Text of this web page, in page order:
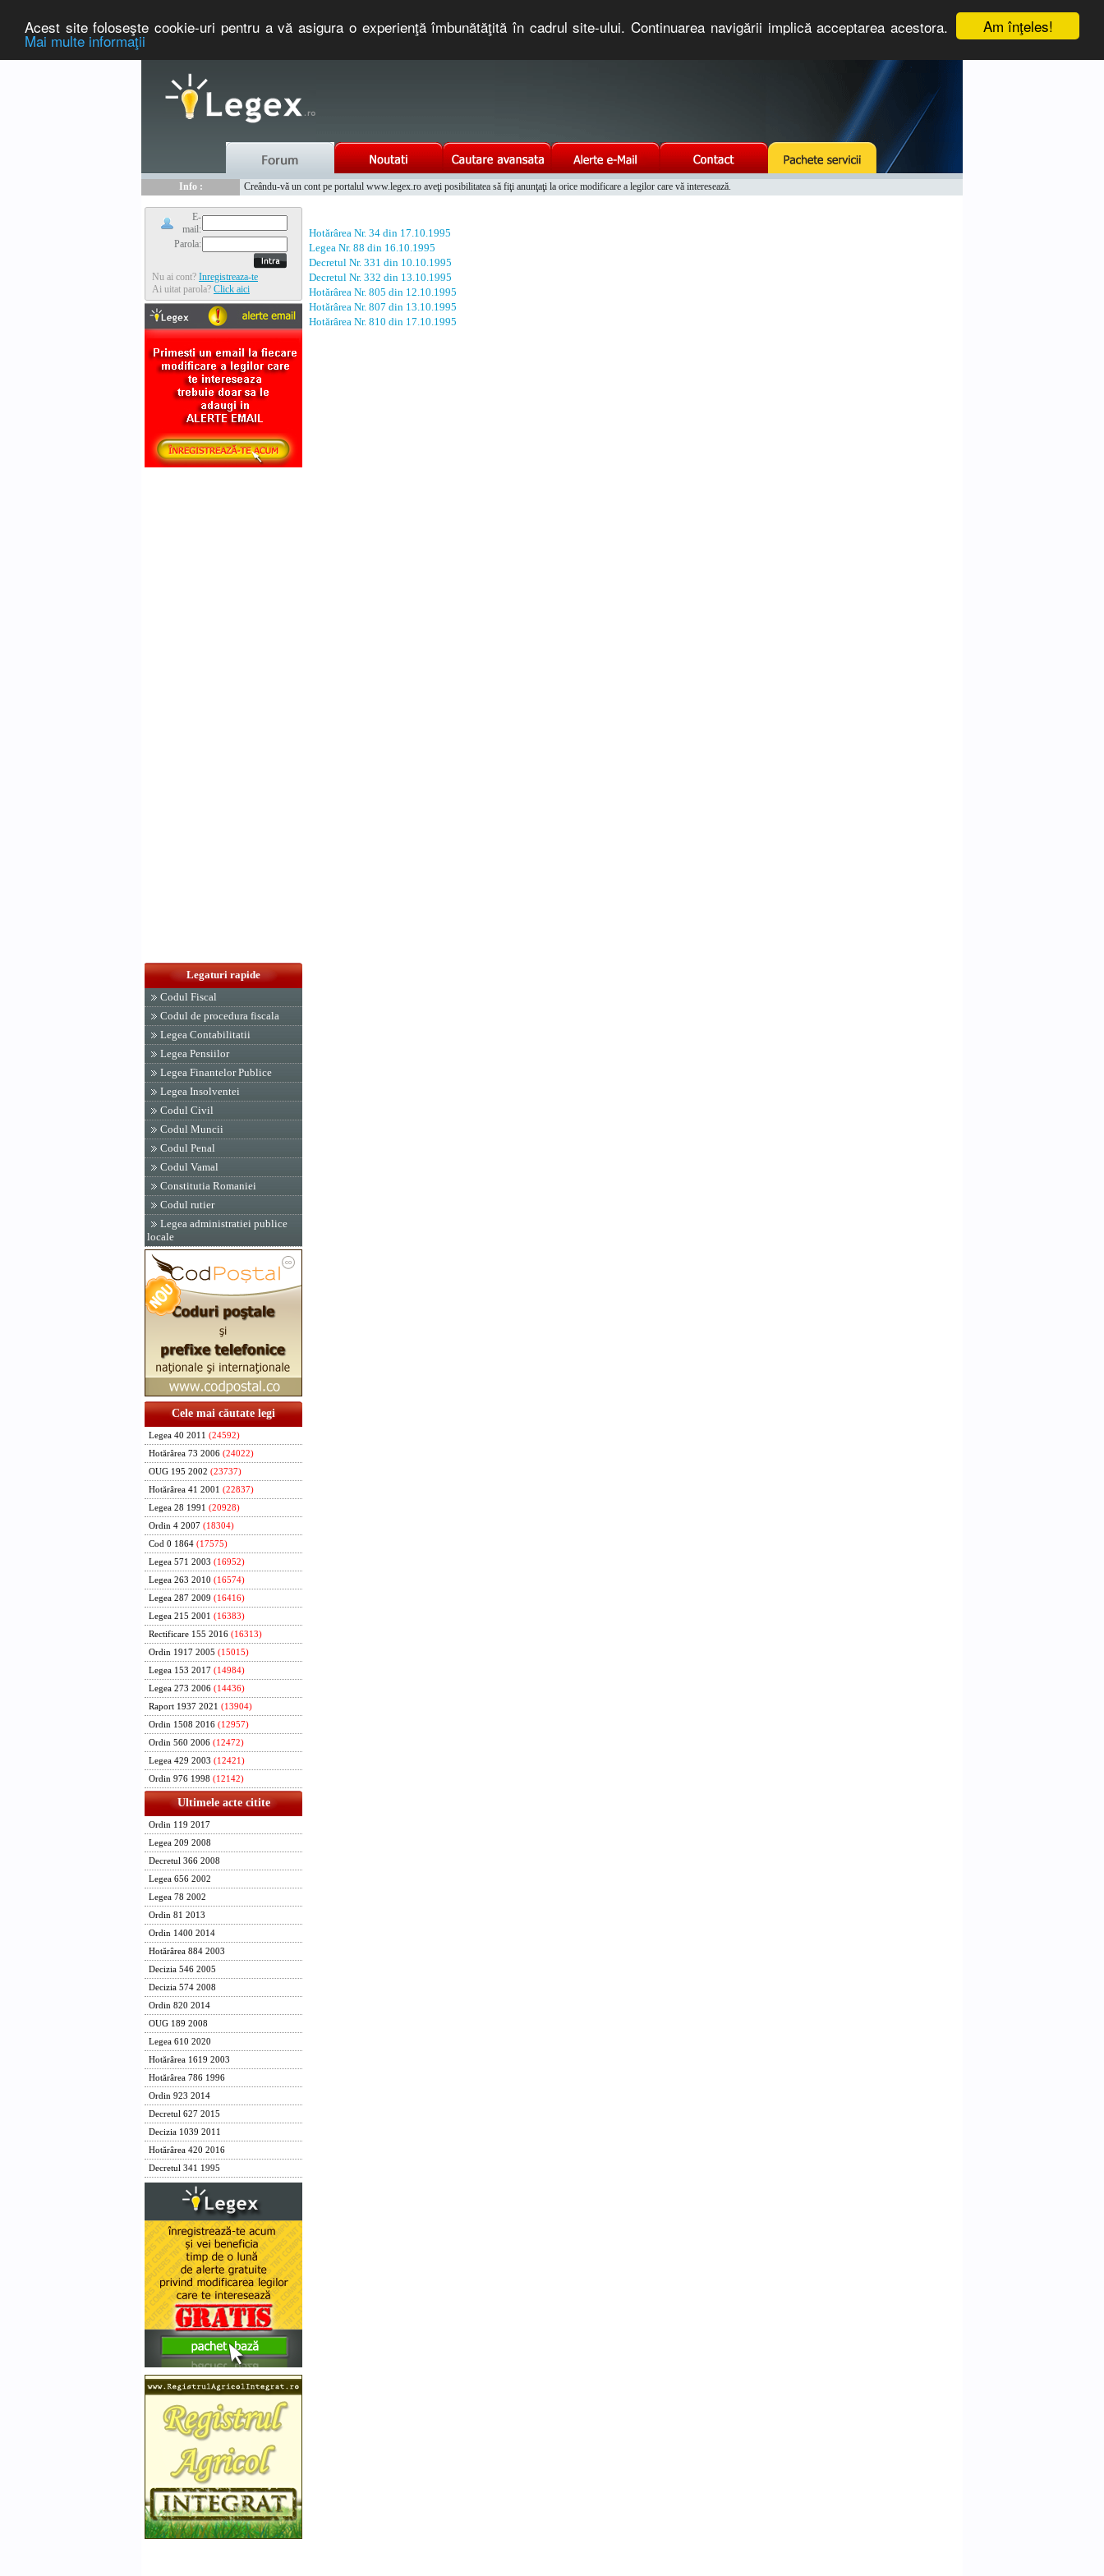
Am înţeles!
Acest site foloseşte cookie-uri pentru a vă asigura o experienţă îmbunătăţită în cadrul site-ului. Continuarea navigării implică acceptarea acestora.
Mai multe informaţii
Info :
Creându-vă un cont pe portalul www.legex.ro aveţi posibilitatea să fiţi anunţaţi la orice modificare a legilor care vă interesează.
E-
mail:
Parola:
Nu ai cont? Inregistreaza-te
Ai uitat parola? Click aici
Legaturi rapide
Codul Fiscal
Codul de procedura fiscala
Legea Contabilitatii
Legea Pensiilor
Legea Finantelor Publice
Legea Insolventei
Codul Civil
Codul Muncii
Codul Penal
Codul Vamal
Constitutia Romaniei
Codul rutier
Legea administratiei publice
locale
Cele mai căutate legi
Legea 40 2011 (24592)
Hotărârea 73 2006 (24022)
OUG 195 2002 (23737)
Hotărârea 41 2001 (22837)
Legea 28 1991 (20928)
Ordin 4 2007 (18304)
Cod 0 1864 (17575)
Legea 571 2003 (16952)
Legea 263 2010 (16574)
Legea 287 2009 (16416)
Legea 215 2001 (16383)
Rectificare 155 2016 (16313)
Ordin 1917 2005 (15015)
Legea 153 2017 (14984)
Legea 273 2006 (14436)
Raport 1937 2021 (13904)
Ordin 1508 2016 (12957)
Ordin 560 2006 (12472)
Legea 429 2003 (12421)
Ordin 976 1998 (12142)
Ultimele acte citite
Ordin 119 2017
Legea 209 2008
Decretul 366 2008
Legea 656 2002
Legea 78 2002
Ordin 81 2013
Ordin 1400 2014
Hotărârea 884 2003
Decizia 546 2005
Decizia 574 2008
Ordin 820 2014
OUG 189 2008
Legea 610 2020
Hotărârea 1619 2003
Hotărârea 786 1996
Ordin 923 2014
Decretul 627 2015
Decizia 1039 2011
Hotărârea 420 2016
Decretul 341 1995
Hotărârea Nr. 34 din 17.10.1995
Legea Nr. 88 din 16.10.1995
Decretul Nr. 331 din 10.10.1995
Decretul Nr. 332 din 13.10.1995
Hotărârea Nr. 805 din 12.10.1995
Hotărârea Nr. 807 din 13.10.1995
Hotărârea Nr. 810 din 17.10.1995